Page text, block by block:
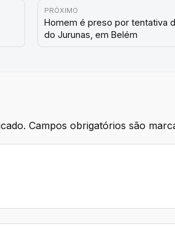
PRÓXIMO
Homem é preso por tentativa
do Jurunas, em Belém
Campos obrigatórios são